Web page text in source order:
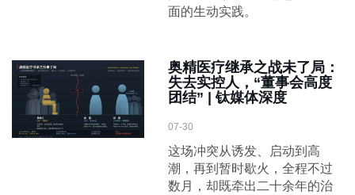
面的生动实践。
奥精医疗继承之战未了局：
失去实控人，“董事会高度
团结” | 钛媒体深度
07-30
这场冲突从诱发、启动到高
潮，再到暂时歇火，全程不过
数月，却既牵出二十余年的治